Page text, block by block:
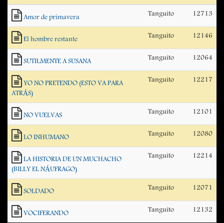
Amor de primavera Tanguito 12713
El hombre restante Tanguito 12146
SUTILMENTE A SUSANA Tanguito 12064
YO NO PRETENDO (ESTO VA PARA
ATRÁS)
Tanguito 12217
NO VUELVAS Tanguito 12101
LO INHUMANO Tanguito 12080
LA HISTORIA DE UN MUCHACHO
(BILLY EL NÁUFRAGO)
Tanguito 12214
SOLDADO Tanguito 12071
VOCIFERANDO Tanguito 12132